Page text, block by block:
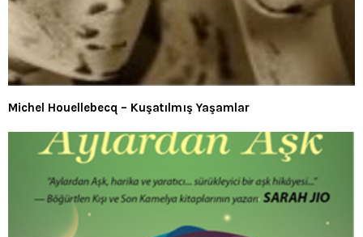
Michel Houellebecq – Kuşatılmış Yaşamlar